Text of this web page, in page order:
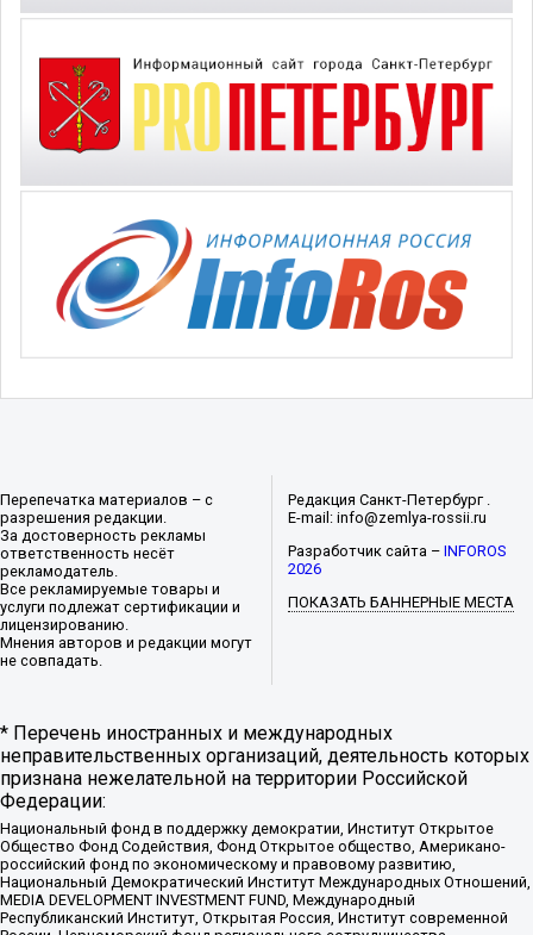
Перепечатка материалов – с
разрешения редакции.
За достоверность рекламы
ответственность несёт
рекламодатель.
Все рекламируемые товары и
услуги подлежат сертификации и
лицензированию.
Мнения авторов и редакции могут
не совпадать.
Редакция Санкт-Петербург .
E-mail: info@zemlya-rossii.ru
Разработчик сайта –INFOROS
2026
ПОКАЗАТЬ БАННЕРНЫЕ МЕСТА
* Перечень иностранных и международных
неправительственных организаций, деятельность которых
признана нежелательной на территории Российской
Федерации:
Национальный фонд в поддержку демократии, Институт Открытое
Общество Фонд Содействия, Фонд Открытое общество, Американо-
российский фонд по экономическому и правовому развитию,
Национальный Демократический Институт Международных Отношений,
MEDIA DEVELOPMENT INVESTMENT FUND, Международный
Республиканский Институт, Открытая Россия, Институт современной